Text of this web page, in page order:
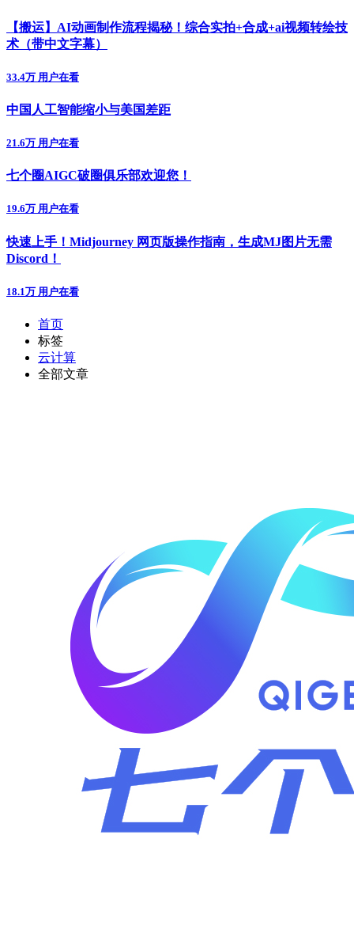
【搬运】AI动画制作流程揭秘！综合实拍+合成+ai视频转绘技
术（带中文字幕）
33.4万 用户在看
中国人工智能缩小与美国差距
21.6万 用户在看
七个圈AIGC破圈俱乐部欢迎您！
19.6万 用户在看
快速上手！Midjourney 网页版操作指南，生成MJ图片无需
Discord！
18.1万 用户在看
首页
标签
云计算
全部文章